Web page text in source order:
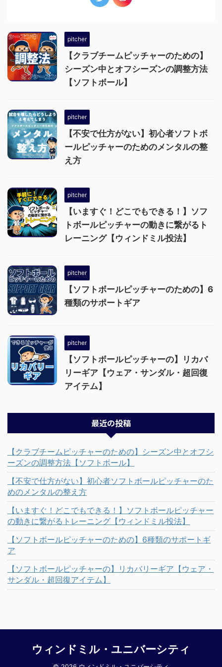
pitcher
【クラブチームピッチャーのための】
シーズン中とオフシーズンの調整方法
【ソフトボール】
pitcher
【不安で仕方がない】初心者ソフトボ
ールピッチャーのためのメンタルの整
え方
pitcher
【いますぐ！どこでもできる！】ソフ
トボールピッチャーの動きに繋がるト
レーニング【ウィンドミル投法】
pitcher
【ソフトボールピッチャーのための】6
種類のサポートギア
pitcher
【ソフトボールピッチャーの】リカバ
リーギア【ウェア・サンダル・超回復
アイテム】
最近の投稿
【クラブチームピッチャーのための】シーズン中とオフシ
ーズンの調整方法【ソフトボール】
【不安で仕方がない】初心者ソフトボールピッチャーのた
めのメンタルの整え方
【いますぐ！どこでもできる！】ソフトボールピッチャー
の動きに繋がるトレーニング【ウィンドミル投法】
【ソフトボールピッチャーのための】6種類のサポートギ
ア
【ソフトボールピッチャーの】リカバリーギア【ウェア・
サンダル・超回復アイテム】
ウィンドミル・ユニバーシティ